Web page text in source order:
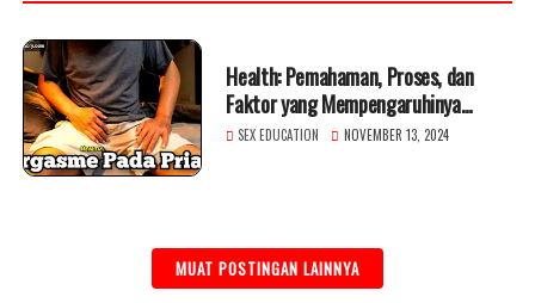
Health: Pemahaman, Proses, dan
Faktor yang Mempengaruhinya
Orgasme pada Pria
SEX EDUCATION NOVEMBER 13, 2024
MUAT POSTINGAN LAINNYA